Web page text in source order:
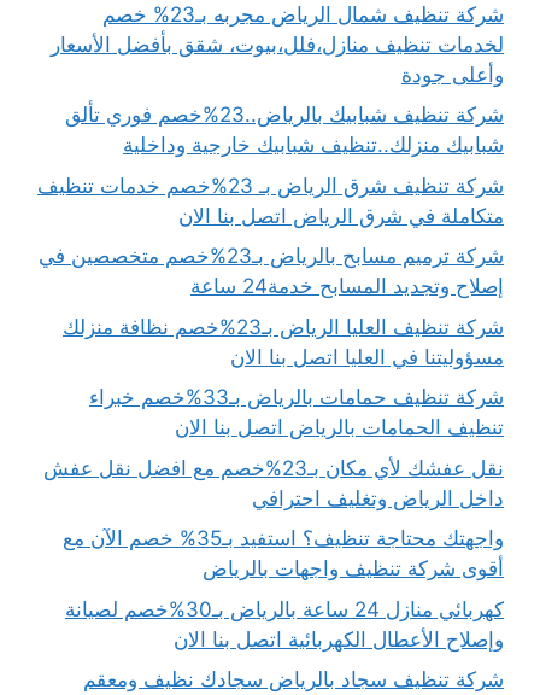
شركة تنظيف شمال الرياض مجربه بـ23% خصم
لخدمات تنظيف منازل،فلل،بيوت، شقق بأفضل الأسعار
وأعلى جودة
شركة تنظيف شبابيك بالرياض..23%خصم فوري تألق
شبابيك منزلك..تنظيف شبابيك خارجية وداخلية
شركة تنظيف شرق الرياض بـ 23%خصم خدمات تنظيف
متكاملة في شرق الرياض اتصل بنا الان
شركة ترميم مسابح بالرياض بـ23%خصم متخصصين في
إصلاح وتجديد المسابح خدمة24 ساعة
شركة تنظيف العليا الرياض بـ23%خصم نظافة منزلك
مسؤوليتنا في العليا اتصل بنا الان
شركة تنظيف حمامات بالرياض بـ33%خصم خبراء
تنظيف الحمامات بالرياض اتصل بنا الان
نقل عفشك لأي مكان بـ23%خصم مع افضل نقل عفش
داخل الرياض وتغليف احترافي
واجهتك محتاجة تنظيف؟ استفيد بـ35% خصم الآن مع
أقوى شركة تنظيف واجهات بالرياض
كهربائي منازل 24 ساعة بالرياض بـ30%خصم لصيانة
وإصلاح الأعطال الكهربائية اتصل بنا الان
شركة تنظيف سجاد بالرياض سجادك نظيف ومعقم